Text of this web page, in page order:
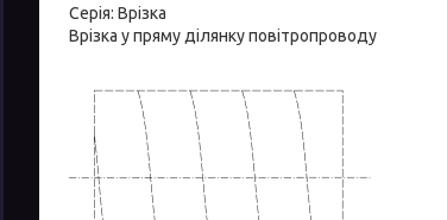
Серія: Врізка
Врізка у пряму ділянку повітропроводу